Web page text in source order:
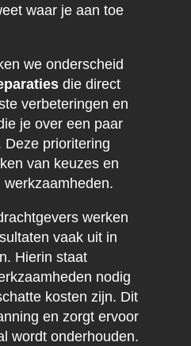
waar je aan toe
we onderscheid
die direct
verbeteringen en
je over een paar
Deze prioritering
van keuzes en
werkzaamheden.
werken
vaak uit in
Hierin staat
nodig
kosten zijn. Dit
en zorgt ervoor
wordt onderhouden.